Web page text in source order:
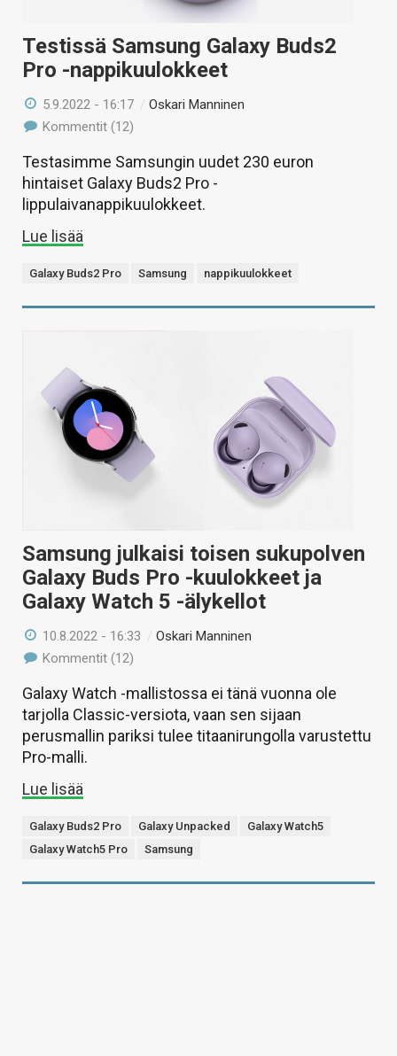
Testissä Samsung Galaxy Buds2
Pro -nappikuulokkeet
5.9.2022 - 16:17 /Oskari Manninen
Kommentit (12)
Testasimme Samsungin uudet 230 euron
hintaiset Galaxy Buds2 Pro -
lippulaivanappikuulokkeet.
Lue lisää
Galaxy Buds2 Pro Samsung nappikuulokkeet
Samsung julkaisi toisen sukupolven
Galaxy Buds Pro -kuulokkeet ja
Galaxy Watch 5 -älykellot
10.8.2022 - 16:33 /Oskari Manninen
Kommentit (12)
Galaxy Watch -mallistossa ei tänä vuonna ole
tarjolla Classic-versiota, vaan sen sijaan
perusmallin pariksi tulee titaanirungolla varustettu
Pro-malli.
Lue lisää
Galaxy Buds2 Pro Galaxy Unpacked
Galaxy Watch5
Galaxy Watch5 Pro
Samsung